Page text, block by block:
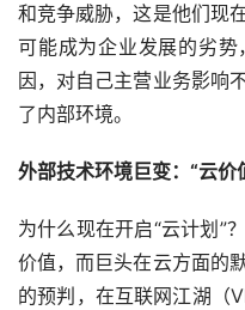
和竞争威胁，这是他们现
可能成为企业发展的劣
因，对自己主营业务影响
了内部环境。
外部技术环境巨变：“云价
为什么现在开启“云计划”
价值，而巨头在云方面的
的预判，在互联网江湖（